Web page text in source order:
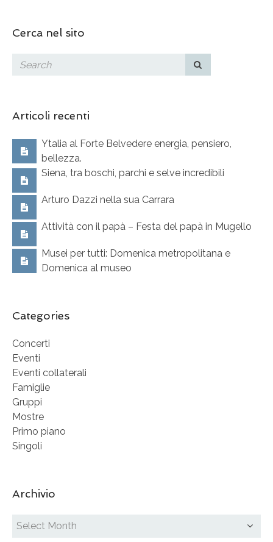
Cerca nel sito
Articoli recenti
Ytalia al Forte Belvedere energia, pensiero,
bellezza.
Siena, tra boschi, parchi e selve incredibili
Arturo Dazzi nella sua Carrara
Attività con il papà – Festa del papà in Mugello
Musei per tutti: Domenica metropolitana e
Domenica al museo
Categories
Concerti
Eventi
Eventi collaterali
Famiglie
Gruppi
Mostre
Primo piano
Singoli
Archivio